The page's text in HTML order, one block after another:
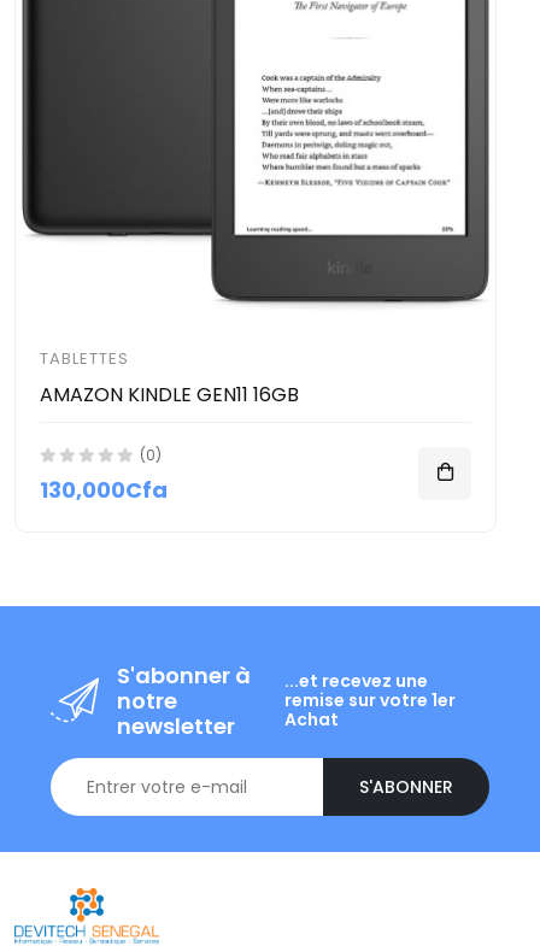
TABLETTES
AMAZON KINDLE GEN11 16GB
(0)
130,000Cfa
S'abonner à
notre
newsletter
...et recevez une
remise sur votre 1er
Achat
S'ABONNER